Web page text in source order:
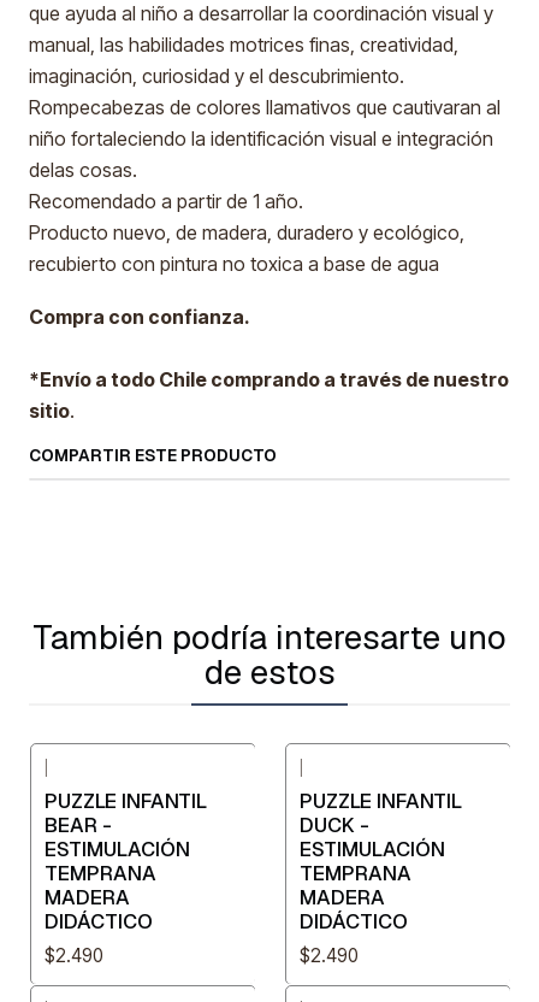
que ayuda al niño a desarrollar la coordinación visual y
manual, las habilidades motrices finas, creatividad,
imaginación, curiosidad y el descubrimiento.
Rompecabezas de colores llamativos que cautivaran al
niño fortaleciendo la identificación visual e integración
delas cosas.
Recomendado a partir de 1 año.
Producto nuevo, de madera, duradero y ecológico,
recubierto con pintura no toxica a base de agua
Compra con confianza.
*Envío a todo Chile comprando a través de nuestro
sitio.
COMPARTIR ESTE PRODUCTO
También podría interesarte uno
de estos
PUZZLE INFANTIL
BEAR -
ESTIMULACIÓN
TEMPRANA
MADERA
DIDÁCTICO
$2.490
PUZZLE INFANTIL
DUCK -
ESTIMULACIÓN
TEMPRANA
MADERA
DIDÁCTICO
$2.490